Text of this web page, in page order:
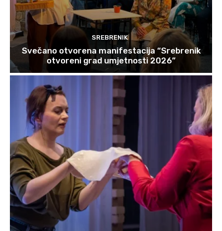
SREBRENIK
Svečano otvorena manifestacija “Srebrenik
otvoreni grad umjetnosti 2026”